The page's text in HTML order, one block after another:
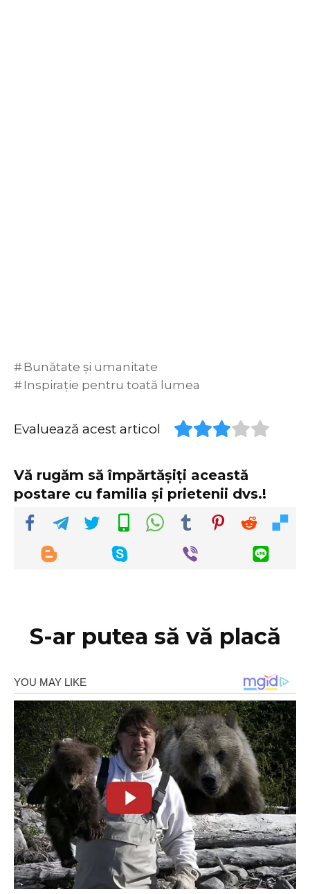
Bunătate și umanitate
Inspirație pentru toată lumea
Evaluează acest articol
Vă rugăm să împărtășiți această
postare cu familia și prietenii dvs.!
S-ar putea să vă placă